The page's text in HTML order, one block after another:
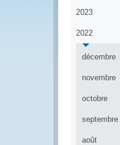
2023
2022
décembre
novembre
octobre
septembre
août